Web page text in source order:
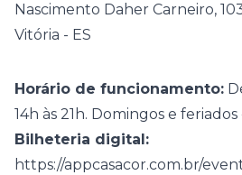
Nascimento Daher Carneiro,
Vitória - ES
Horário de funcionamento:
14h às 21h. Domingos e feriados
Bilheteria digital:
https://appcasacor.com.br/